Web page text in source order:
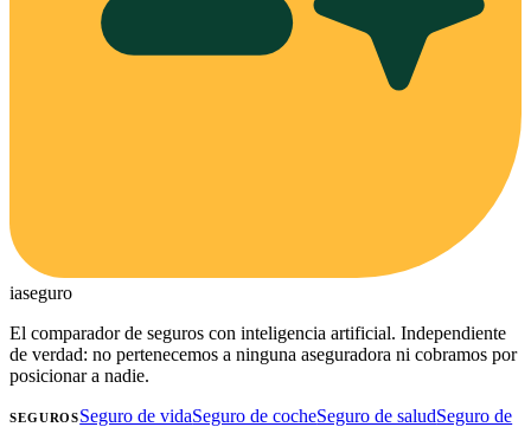
iaseguro
El comparador de seguros con inteligencia artificial. Independiente
de verdad: no pertenecemos a ninguna aseguradora ni cobramos por
posicionar a nadie.
SEGUROSSeguro de vidaSeguro de cocheSeguro de saludSeguro de